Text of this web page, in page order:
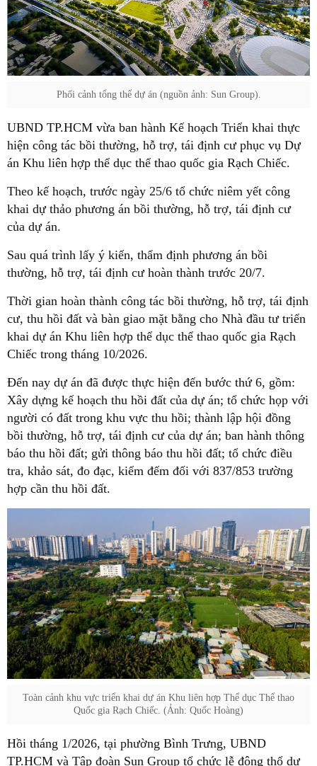
Phối cảnh tổng thể dự án (nguồn ảnh: Sun Group).
UBND TP.HCM vừa ban hành Kế hoạch Triển khai thực
hiện công tác bồi thường, hỗ trợ, tái định cư phục vụ Dự
án Khu liên hợp thể dục thể thao quốc gia Rạch Chiếc.
Theo kế hoạch, trước ngày 25/6 tổ chức niêm yết công
khai dự thảo phương án bồi thường, hỗ trợ, tái định cư
của dự án.
Sau quá trình lấy ý kiến, thẩm định phương án bồi
thường, hỗ trợ, tái định cư hoàn thành trước 20/7.
Thời gian hoàn thành công tác bồi thường, hỗ trợ, tái định
cư, thu hồi đất và bàn giao mặt bằng cho Nhà đầu tư triển
khai dự án Khu liên hợp thể dục thể thao quốc gia Rạch
Chiếc trong tháng 10/2026.
Đến nay dự án đã được thực hiện đến bước thứ 6, gồm:
Xây dựng kế hoạch thu hồi đất của dự án; tổ chức họp với
người có đất trong khu vực thu hồi; thành lập hội đồng
bồi thường, hỗ trợ, tái định cư của dự án; ban hành thông
báo thu hồi đất; gửi thông báo thu hồi đất; tổ chức điều
tra, khảo sát, đo đạc, kiểm đếm đối với 837/853 trường
hợp cần thu hồi đất.
Toàn cảnh khu vực triển khai dự án Khu liên hợp Thể dục Thể thao
Quốc gia Rạch Chiếc. (Ảnh: Quốc Hoàng)
Hồi tháng 1/2026, tại phường Bình Trưng, UBND
TP.HCM và Tập đoàn Sun Group tổ chức lễ động thổ dự